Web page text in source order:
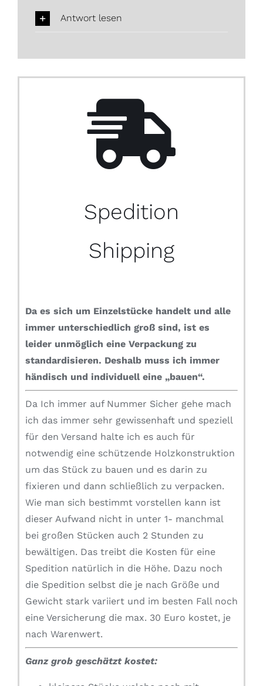
Antwort lesen
Spedition
Shipping
Da es sich um Einzelstücke handelt und alle
immer unterschiedlich groß sind, ist es
leider unmöglich eine Verpackung zu
standardisieren. Deshalb muss ich immer
händisch und individuell eine „bauen“.
Da Ich immer auf Nummer Sicher gehe mach
ich das immer sehr gewissenhaft und speziell
für den Versand halte ich es auch für
notwendig eine schützende Holzkonstruktion
um das Stück zu bauen und es darin zu
fixieren und dann schließlich zu verpacken.
Wie man sich bestimmt vorstellen kann ist
dieser Aufwand nicht in unter 1- manchmal
bei großen Stücken auch 2 Stunden zu
bewältigen. Das treibt die Kosten für eine
Spedition natürlich in die Höhe. Dazu noch
die Spedition selbst die je nach Größe und
Gewicht stark variiert und im besten Fall noch
eine Versicherung die max. 30 Euro kostet, je
nach Warenwert.
Ganz grob geschätzt kostet: